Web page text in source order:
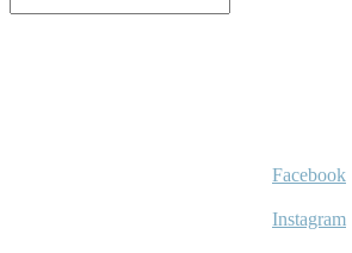
Facebook
Instagram